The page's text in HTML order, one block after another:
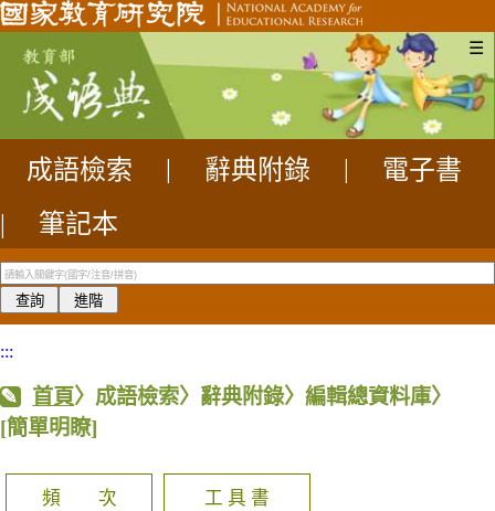
☰
成語檢索 辭典附錄
電子書
|
筆記本
:::
首頁〉成語檢索〉辭典附錄〉編輯總資料庫〉
[簡單明瞭]
頻 次 工 具 書